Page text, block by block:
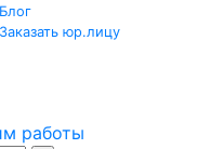
Блог
Заказать юр.лицу
работы